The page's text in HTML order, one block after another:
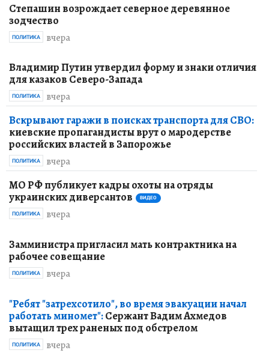
Степашин возрождает северное деревянное
зодчество
вчера
ПОЛИТИКА
Владимир Путин утвердил форму и знаки отличия
для казаков Северо-Запада
вчера
ПОЛИТИКА
Вскрывают гаражи в поисках транспорта для СВО:
киевские пропагандисты врут о мародерстве
российских властей в Запорожье
вчера
ПОЛИТИКА
МО РФ публикует кадры охоты на отряды
украинских диверсантов
ВИДЕО
вчера
ПОЛИТИКА
Замминистра пригласил мать контрактника на
рабочее совещание
вчера
ПОЛИТИКА
"Ребят "затрехсотило", во время эвакуации начал
работать миномет":Сержант Вадим Ахмедов
вытащил трех раненых под обстрелом
вчера
ПОЛИТИКА